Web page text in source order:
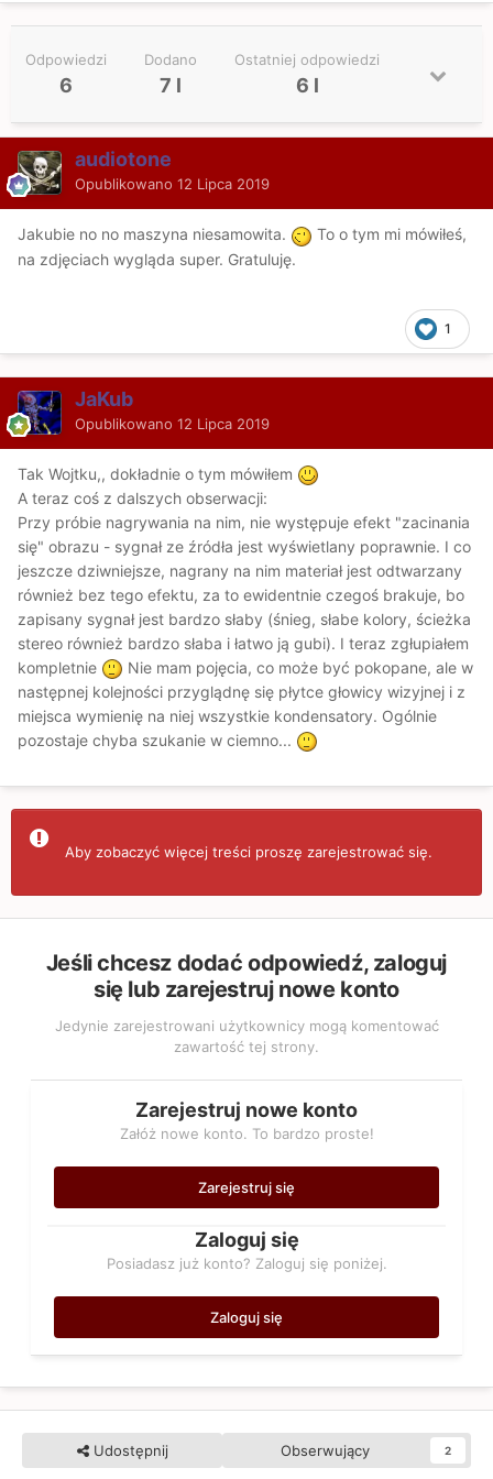
Odpowiedzi
6
Dodano
7 l
Ostatniej odpowiedzi
6 l
audiotone
Opublikowano 12 Lipca 2019
Jakubie no no maszyna niesamowita.
To o tym mi mówiłeś,
na zdjęciach wygląda super. Gratuluję.
1
JaKub
Opublikowano 12 Lipca 2019
Tak Wojtku,, dokładnie o tym mówiłem
A teraz coś z dalszych obserwacji:
Przy próbie nagrywania na nim, nie występuje efekt "zacinania
się" obrazu - sygnał ze źródła jest wyświetlany poprawnie. I co
jeszcze dziwniejsze, nagrany na nim materiał jest odtwarzany
również bez tego efektu, za to ewidentnie czegoś brakuje, bo
zapisany sygnał jest bardzo słaby (śnieg, słabe kolory, ścieżka
stereo również bardzo słaba i łatwo ją gubi). I teraz zgłupiałem
kompletnie
Nie mam pojęcia, co może być pokopane, ale w
następnej kolejności przyglądnę się płytce głowicy wizyjnej i z
miejsca wymienię na niej wszystkie kondensatory. Ogólnie
pozostaje chyba szukanie w ciemno...
Aby zobaczyć więcej treści proszę zarejestrować się.
Jeśli chcesz dodać odpowiedź, zaloguj
się lub zarejestruj nowe konto
Jedynie zarejestrowani użytkownicy mogą komentować
zawartość tej strony.
Zarejestruj nowe konto
Załóż nowe konto. To bardzo proste!
Zarejestruj się
Zaloguj się
Posiadasz już konto? Zaloguj się poniżej.
Zaloguj się
Udostępnij Obserwujący 2